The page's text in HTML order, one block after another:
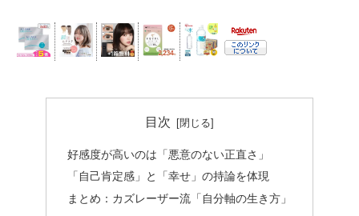
目次
好感度が高いのは「悪意のない正直さ」
「自己肯定感」と「幸せ」の持論を体現
まとめ：カズレーザー流「自分軸の生き方」